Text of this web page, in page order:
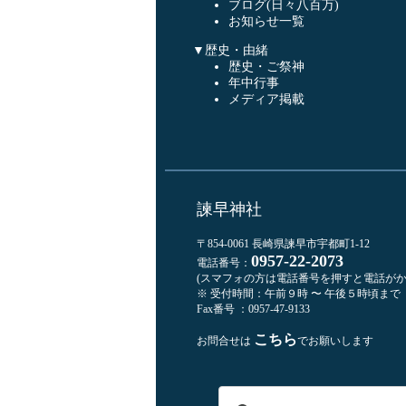
ブログ(日々八百万)
お知らせ一覧
▼歴史・由緒
歴史・ご祭神
年中行事
メディア掲載
諫早神社
〒854-0061 長崎県諫早市宇都町1-12
電話番号： 0957-22-2073
(スマフォの方は電話番号を押すと電話が
※ 受付時間：午前９時 〜 午後５時頃まで
Fax番号 ：0957-47-9133
お問合せは こちらでお願いします